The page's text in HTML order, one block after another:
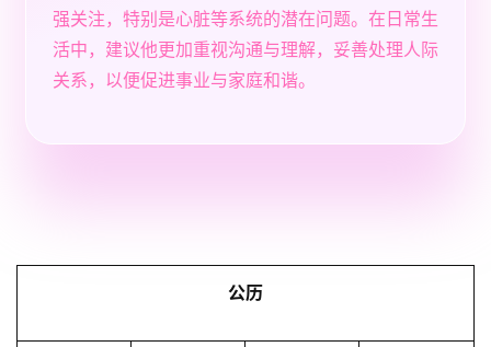
强关注，特别是心脏等系统的潜在问题。在日常生
活中，建议他更加重视沟通与理解，妥善处理人际
关系，以便促进事业与家庭和谐。
公历